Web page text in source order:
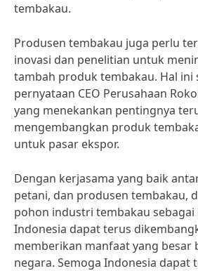
tembakau.
Produsen tembakau juga perlu
inovasi dan penelitian untuk
tambah produk tembakau. Hal ini
pernyataan CEO Perusahaan
yang menekankan pentingnya
mengembangkan produk
untuk pasar ekspor.
Dengan kerjasama yang baik
petani, dan produsen tembakau,
pohon industri tembakau
Indonesia dapat terus
memberikan manfaat yang besar
negara. Semoga Indonesia dapat